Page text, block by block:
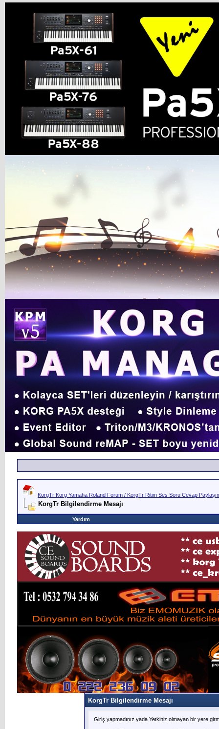
KorgTr Korg Yamaha Roland Forum / KorgTr Ritim Ses Soru Cevap
KorgTr Bilgilendirme Mesajı
Yardım
KorgTr Bilgilendirme Mesajı
Giriş yapmadınız yada Yetkiniz olmayan bir yere